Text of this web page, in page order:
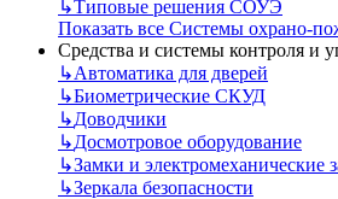
↳Типовые решения СОУЭ
Показать все Системы охрано-
Средства и системы контроля и
↳Автоматика для дверей
↳Биометрические СКУД
↳Доводчики
↳Досмотровое оборудование
↳Замки и электромеханические
↳Зеркала безопасности